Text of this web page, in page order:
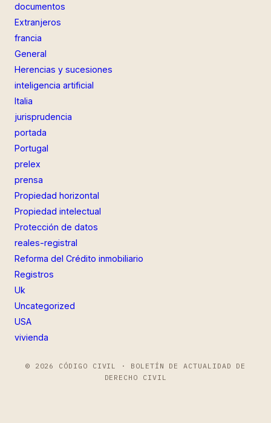
documentos
Extranjeros
francia
General
Herencias y sucesiones
inteligencia artificial
Italia
jurisprudencia
portada
Portugal
prelex
prensa
Propiedad horizontal
Propiedad intelectual
Protección de datos
reales-registral
Reforma del Crédito inmobiliario
Registros
Uk
Uncategorized
USA
vivienda
© 2026 CÓDIGO CIVIL · BOLETÍN DE ACTUALIDAD DE
DERECHO CIVIL